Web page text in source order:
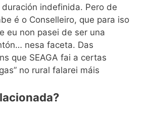
indefinida. Pero de
é o Conselleiro, que para iso
eu non pasei de ser una
nesa faceta. Das
que SEAGA fai a certas
no rural falarei máis